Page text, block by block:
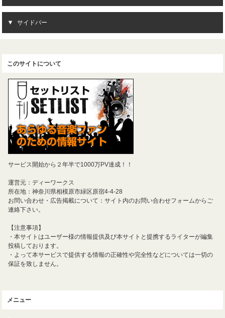
サイドバー
このサイトについて
サービス開始から２年半で1000万PV達成！！
運営元：ディーワークス
所在地：神奈川県相模原市緑区原宿4-4-28
お問い合わせ・広告掲載について：サイト内のお問い合わせフォームからご
連絡下さい。
【注意事項】
・本サイトはユーザー様の情報提供及び本サイトと提携するライターが編集
投稿しております。
・よって本サービスで提供する情報の正確性や完全性などについては一切の
保証を致しません。
メニュー